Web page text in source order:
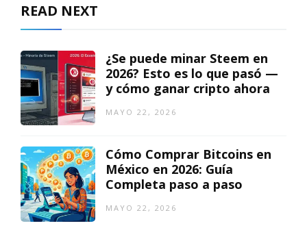
READ NEXT
¿Se puede minar Steem en
2026? Esto es lo que pasó —
y cómo ganar cripto ahora
MAYO 22, 2026
Cómo Comprar Bitcoins en
México en 2026: Guía
Completa paso a paso
MAYO 22, 2026